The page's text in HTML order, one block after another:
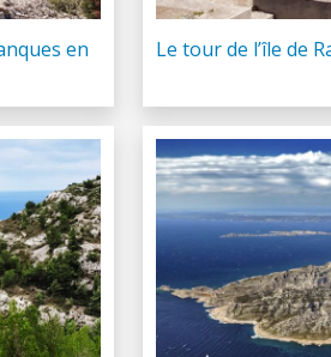
en
Le tour de l’île de